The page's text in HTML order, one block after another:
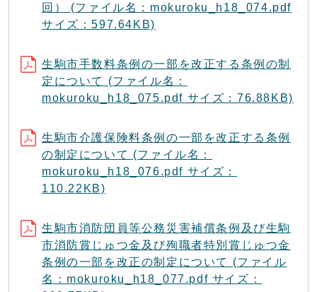
回） (ファイル名：mokuroku_h18_074.pdf
サイズ：597.64KB)
生駒市手数料条例の一部を改正する条例の制
定について (ファイル名：
mokuroku_h18_075.pdf サイズ：76.88KB)
生駒市介護保険料条例の一部を改正する条例
の制定について (ファイル名：
mokuroku_h18_076.pdf サイズ：
110.22KB)
生駒市消防団員等公務災害補償条例及び生駒
市消防賞じゅつ金及び殉職者特別賞じゅつ金
条例の一部を改正の制定について (ファイル
名：mokuroku_h18_077.pdf サイズ：